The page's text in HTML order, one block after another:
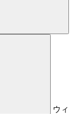
ウィ